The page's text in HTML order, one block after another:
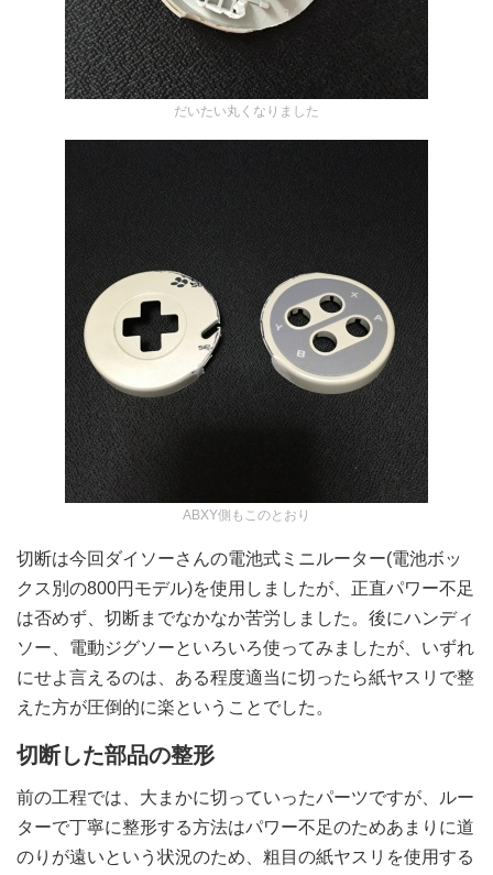
だいたい丸くなりました
ABXY側もこのとおり
切断は今回ダイソーさんの電池式ミニルーター(電池ボッ
クス別の800円モデル)を使用しましたが、正直パワー不足
は否めず、切断までなかなか苦労しました。後にハンディ
ソー、電動ジグソーといろいろ使ってみましたが、いずれ
にせよ言えるのは、ある程度適当に切ったら紙ヤスリで整
えた方が圧倒的に楽ということでした。
切断した部品の整形
前の工程では、大まかに切っていったパーツですが、ルー
ターで丁寧に整形する方法はパワー不足のためあまりに道
のりが遠いという状況のため、粗目の紙ヤスリを使用する